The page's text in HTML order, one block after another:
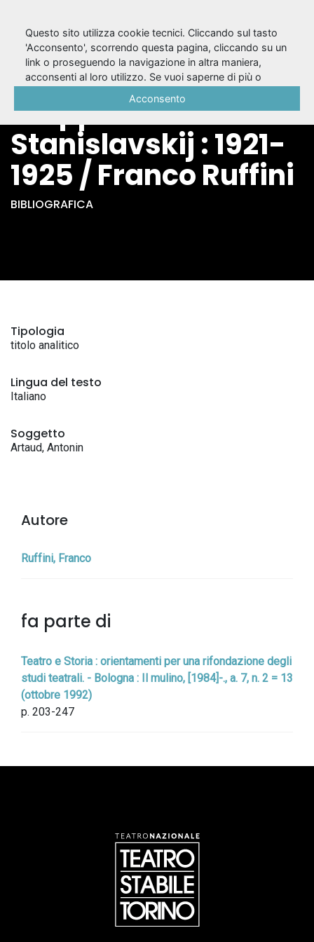
Artaud tra il
Giappone e
Stanislavskij : 1921-
1925 / Franco Ruffini
BIBLIOGRAFICA
Tipologia
titolo analitico
Lingua del testo
Italiano
Soggetto
Artaud, Antonin
Autore
Ruffini, Franco
fa parte di
Teatro e Storia : orientamenti per una rifondazione degli
studi teatrali. - Bologna : Il mulino, [1984]-., a. 7, n. 2 = 13
(ottobre 1992)
p. 203-247
Questo sito utilizza cookie tecnici. Cliccando sul tasto
'Acconsento', scorrendo questa pagina, cliccando su un
link o proseguendo la navigazione in altra maniera,
acconsenti al loro utilizzo. Se vuoi saperne di più o
Acconsento